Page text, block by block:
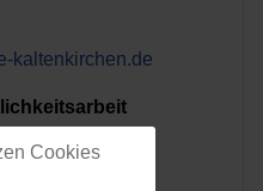
kaltenkirchen.de
Cookies